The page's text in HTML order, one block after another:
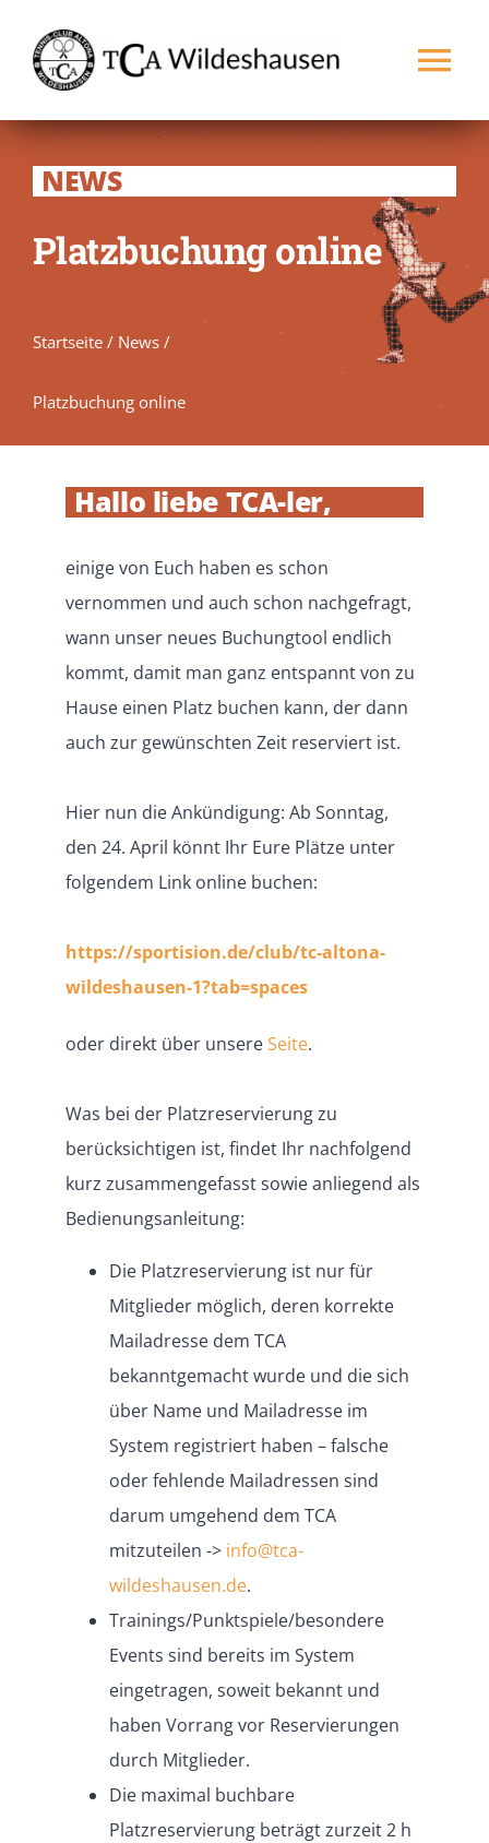
Inhalt
springen
Mitglied werden
NEWS
Platzbuchung online
Startseite/ News/
Platzbuchung online
Hallo liebe TCA-ler,
einige von Euch haben es schon
vernommen und auch schon nachgefragt,
wann unser neues Buchungtool endlich
kommt, damit man ganz entspannt von zu
Hause einen Platz buchen kann, der dann
auch zur gewünschten Zeit reserviert ist.
Hier nun die Ankündigung: Ab Sonntag,
den 24. April könnt Ihr Eure Plätze unter
folgendem Link online buchen:
https://sportision.de/club/tc-altona-
wildeshausen-1?tab=spaces
oder direkt über unsereSeite.
Was bei der Platzreservierung zu
berücksichtigen ist, findet Ihr nachfolgend
kurz zusammengefasst sowie anliegend als
Bedienungsanleitung:
Die Platzreservierung ist nur für
Mitglieder möglich, deren korrekte
Mailadresse dem TCA
bekanntgemacht wurde und die sich
über Name und Mailadresse im
System registriert haben – falsche
oder fehlende Mailadressen sind
darum umgehend dem TCA
mitzuteilen -> info@tca-
wildeshausen.de.
Trainings/Punktspiele/besondere
Events sind bereits im System
eingetragen, soweit bekannt und
haben Vorrang vor Reservierungen
durch Mitglieder.
Die maximal buchbare
Platzreservierung beträgt zurzeit 2 h